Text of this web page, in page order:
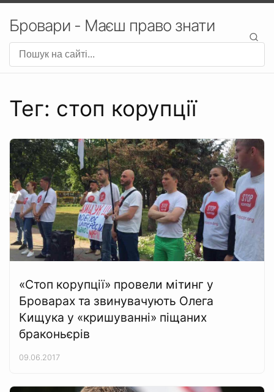
Бровари - Маєш право знати
Тег: стоп корупції
«Стоп корупції» провели мітинг у
Броварах та звинувачують Олега
Кищука у «кришуванні» піщаних
браконьєрів
09.06.2017